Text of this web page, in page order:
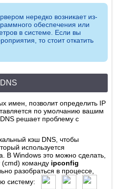
нередко возникает из-
обеспечения или
в системе. Если вы
то стоит откатить
имен, позволит определить IP
по умолчанию вашим
решает проблему с
кэш DNS, чтобы
используется
В Windows это можно сделать,
(cmd) команду ipconfig
разобраться в процессе,
систему: